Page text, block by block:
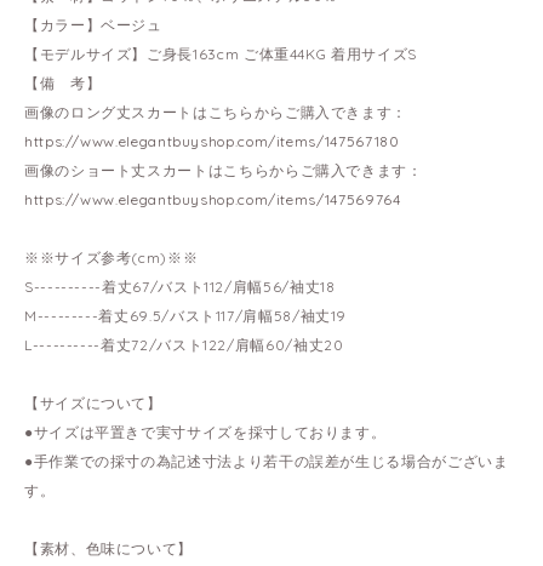
【カラー】ベージュ
【モデルサイズ】ご身長163cm ご体重44KG 着用サイズS
【備 考】
画像のロング丈スカートはこちらからご購入できます：
https://www.elegantbuyshop.com/items/147567180
画像のショート丈スカートはこちらからご購入できます：
https://www.elegantbuyshop.com/items/147569764
※※サイズ参考(cm)※※
S----------着丈67/バスト112/肩幅56/袖丈18
M---------着丈69.5/バスト117/肩幅58/袖丈19
L----------着丈72/バスト122/肩幅60/袖丈20
【サイズについて】
●サイズは平置きで実寸サイズを採寸しております。
●手作業での採寸の為記述寸法より若干の誤差が生じる場合がございま
す。
【素材、色味について】